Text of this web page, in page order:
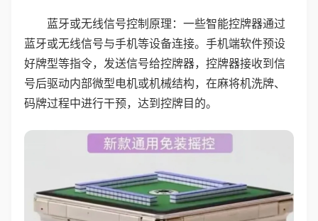
蓝牙或无线信号控制原理：一些智能控牌器通过
蓝牙或无线信号与手机等设备连接。手机端软件预设
好牌型等指令，发送信号给控牌器，控牌器接收到信
号后驱动内部微型电机或机械结构，在麻将机洗牌、
码牌过程中进行干预，达到控牌目的。